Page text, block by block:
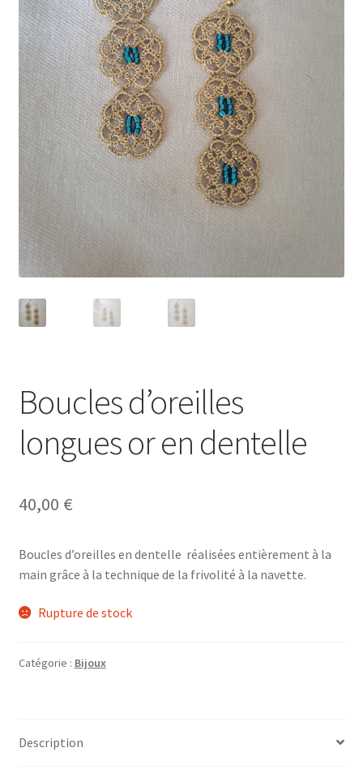
Boucles d’oreilles
longues or en dentelle
40,00 €
Boucles d’oreilles en dentelle réalisées entièrement à la
main grâce à la technique de la frivolité à la navette.
Rupture de stock
Catégorie : Bijoux
Description